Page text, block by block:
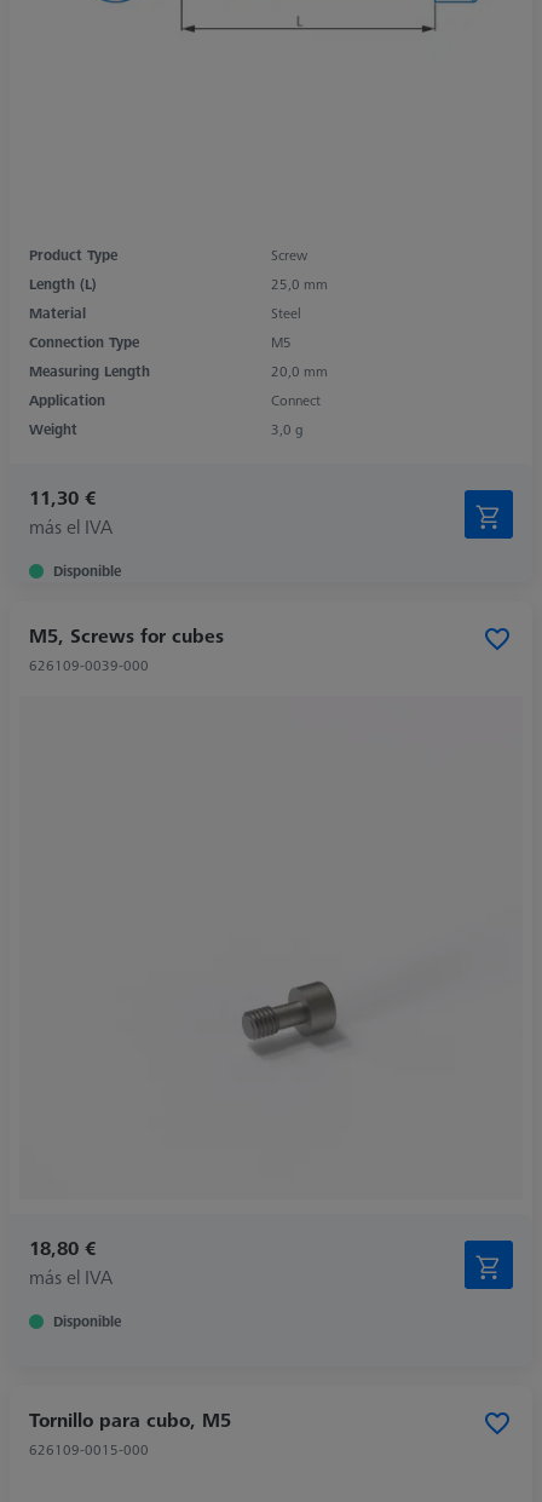
Product Type
Screw
Length (L)
25,0 mm
Material
Steel
Connection Type
M5
Measuring Length
20,0 mm
Application
Connect
Weight
3,0 g
11,30 €
más el IVA
Disponible
M5, Screws for cubes
626109-0039-000
18,80 €
más el IVA
Disponible
Tornillo para cubo, M5
626109-0015-000